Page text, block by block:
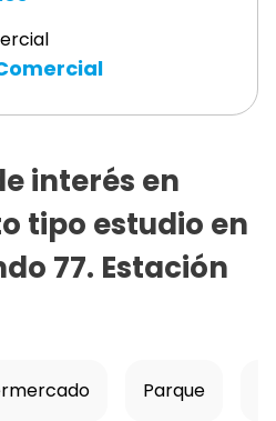
interés en
tipo estudio en
77. Estación
Parque